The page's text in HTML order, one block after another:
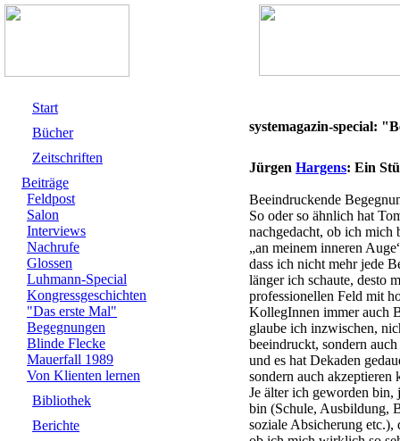
Start
Bücher
Zeitschriften
Beiträge
Feldpost
Salon
Interviews
Nachrufe
Glossen
Luhmann-Special
Kongressgeschichten
"Das erste Mal"
Begegnungen
Blinde Flecke
Mauerfall 1989
Von Klienten lernen
Bibliothek
Berichte
systemagazin-special:
Jürgen Hargens: Ein
Beeindruckende
So oder so ähnlich hat
nachgedacht, ob ich mich
„an meinem inneren
dass ich nicht mehr jede
länger ich schaute, desto
professionellen Feld mit
KollegInnen immer auch
glaube ich inzwischen,
beeindruckt, sondern
und es hat Dekaden
sondern auch akzeptieren
Je älter ich geworden bin,
bin (Schule, Ausbildung,
soziale Absicherung